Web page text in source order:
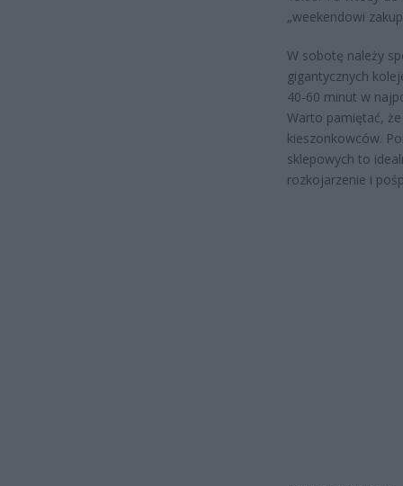
„weekendowi
W sobotę należy
gigantycznych
40-60 minut w
Warto pamiętać,
kieszonkowców.
sklepowych to
rozkojarzenie i